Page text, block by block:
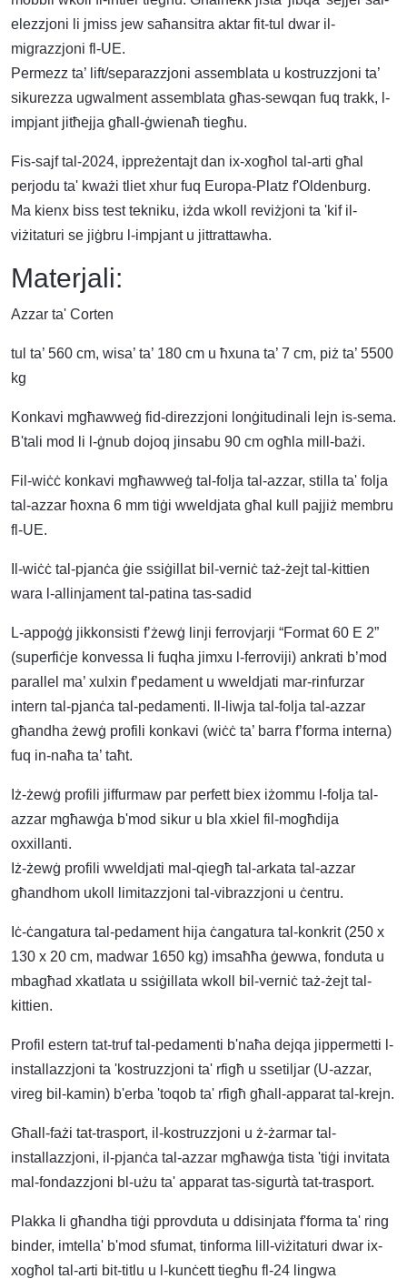
elezzjoni li jmiss jew saħansitra aktar fit-tul dwar il-
migrazzjoni fl-UE.
Permezz ta’ lift/separazzjoni assemblata u kostruzzjoni ta’
sikurezza ugwalment assemblata għas-sewqan fuq trakk, l-
impjant jitħejja għall-ġwienaħ tiegħu.
Fis-sajf tal-2024, ippreżentajt dan ix-xogħol tal-arti għal
perjodu ta' kważi tliet xhur fuq Europa-Platz f'Oldenburg.
Ma kienx biss test tekniku, iżda wkoll reviżjoni ta 'kif il-
viżitaturi se jiġbru l-impjant u jittrattawha.
Materjali:
Azzar ta' Corten
tul ta’ 560 cm, wisa’ ta’ 180 cm u ħxuna ta’ 7 cm, piż ta’ 5500
kg
Konkavi mgħawweġ fid-direzzjoni lonġitudinali lejn is-sema.
B'tali mod li l-ġnub dojoq jinsabu 90 cm ogħla mill-bażi.
Fil-wiċċ konkavi mgħawweġ tal-folja tal-azzar, stilla ta' folja
tal-azzar ħoxna 6 mm tiġi wweldjata għal kull pajjiż membru
fl-UE.
Il-wiċċ tal-pjanċa ġie ssiġillat bil-verniċ taż-żejt tal-kittien
wara l-allinjament tal-patina tas-sadid
L-appoġġ jikkonsisti f’żewġ linji ferrovjarji “Format 60 E 2”
(superfiċje konvessa li fuqha jimxu l-ferroviji) ankrati b’mod
parallel ma’ xulxin f’pedament u wweldjati mar-rinfurzar
intern tal-pjanċa tal-pedamenti. Il-liwja tal-folja tal-azzar
għandha żewġ profili konkavi (wiċċ ta’ barra f’forma interna)
fuq in-naħa ta’ taħt.
Iż-żewġ profili jiffurmaw par perfett biex iżommu l-folja tal-
azzar mgħawġa b'mod sikur u bla xkiel fil-mogħdija
oxxillanti.
Iż-żewġ profili wweldjati mal-qiegħ tal-arkata tal-azzar
għandhom ukoll limitazzjoni tal-vibrazzjoni u ċentru.
Iċ-ċangatura tal-pedament hija ċangatura tal-konkrit (250 x
130 x 20 cm, madwar 1650 kg) imsaħħa ġewwa, fonduta u
mbagħad xkatlata u ssiġillata wkoll bil-verniċ taż-żejt tal-
kittien.
Profil estern tat-truf tal-pedamenti b'naħa dejqa jippermetti l-
installazzjoni ta 'kostruzzjoni ta' rfigħ u ssetiljar (U-azzar,
vireg bil-kamin) b'erba 'toqob ta' rfigħ għall-apparat tal-krejn.
Għall-fażi tat-trasport, il-kostruzzjoni u ż-żarmar tal-
installazzjoni, il-pjanċa tal-azzar mgħawġa tista 'tiġi invitata
mal-fondazzjoni bl-użu ta' apparat tas-sigurtà tat-trasport.
Plakka li għandha tiġi pprovduta u ddisinjata f'forma ta' ring
binder, imtella' b'mod sfumat, tinforma lill-viżitaturi dwar ix-
xogħol tal-arti bit-titlu u l-kunċett tiegħu fl-24 lingwa